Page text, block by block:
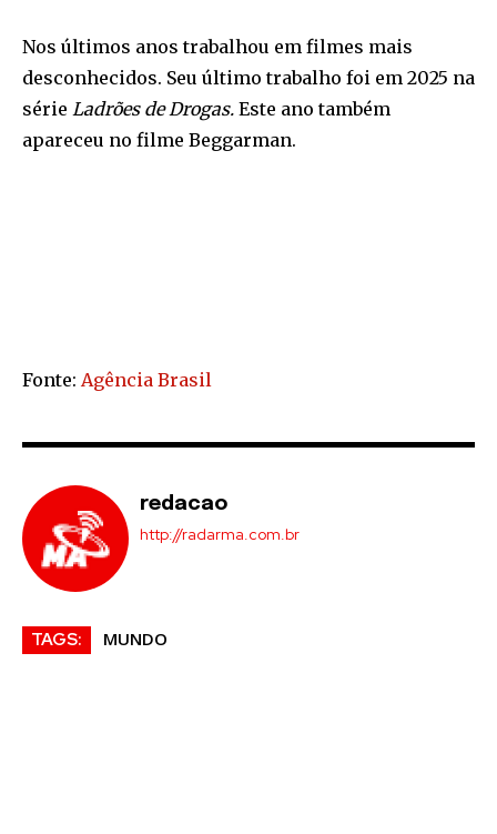
Nos últimos anos trabalhou em filmes mais
desconhecidos. Seu último trabalho foi em 2025 na
série Ladrões de Drogas. Este ano também
apareceu no filme Beggarman.
Fonte: Agência Brasil
redacao
http://radarma.com.br
TAGS: MUNDO